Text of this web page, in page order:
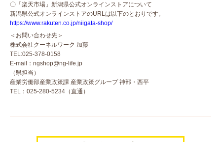
〇「楽天市場」新潟県公式オンラインストアについて
新潟県公式オンラインストアのURLは以下のとおりです。
https://www.rakuten.co.jp/niigata-shop/
＜お問い合わせ先＞
株式会社クーネルワーク 加藤
TEL:025-378-0158
E-mail：ngshop@ng-life.jp
（県担当）
産業労働部産業政策課 産業政策グループ 神部・西平
TEL：025-280-5234（直通）